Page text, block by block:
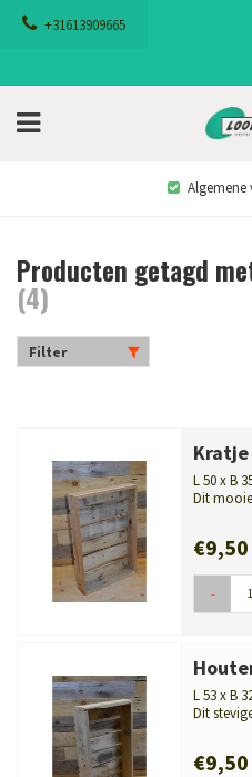
+31613909665
Producten getagd
(4)
Filter
L 50 x B
Dit
€9,50
-
L 53 x B
Dit
€9,50